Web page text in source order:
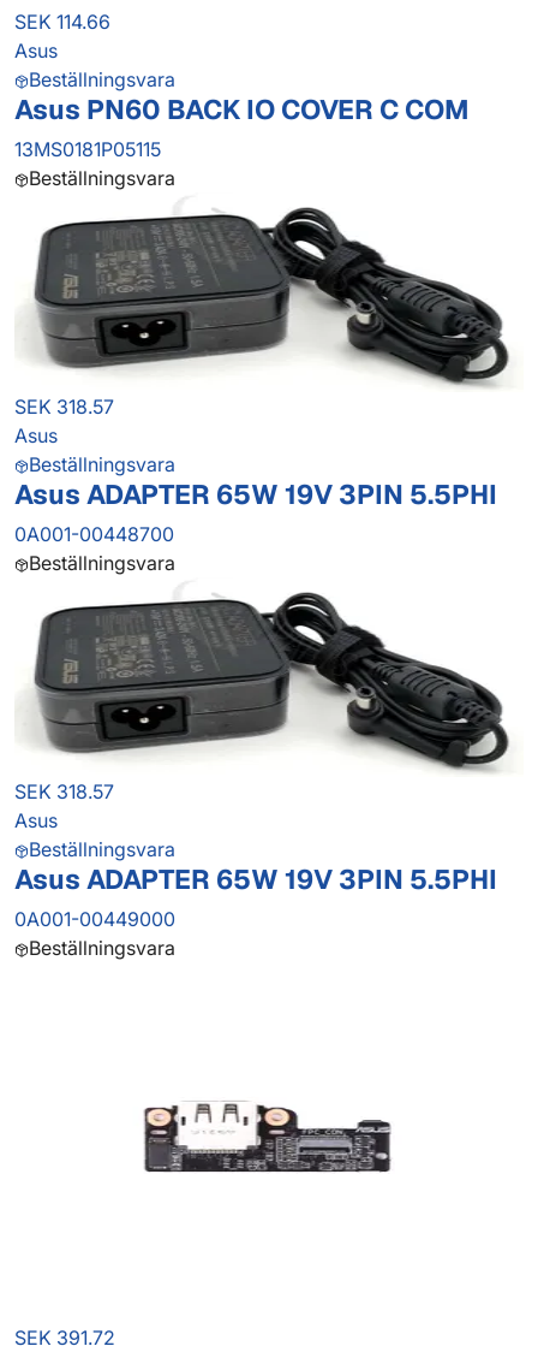
SEK 114.66
Asus
Beställningsvara
Asus PN60 BACK IO COVER C COM
13MS0181P05115
Beställningsvara
SEK 318.57
Asus
Beställningsvara
Asus ADAPTER 65W 19V 3PIN 5.5PHI
0A001-00448700
Beställningsvara
SEK 318.57
Asus
Beställningsvara
Asus ADAPTER 65W 19V 3PIN 5.5PHI
0A001-00449000
Beställningsvara
SEK 391.72